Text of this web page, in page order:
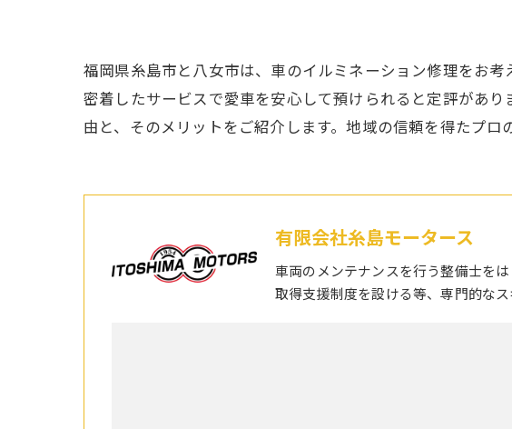
福岡県糸島市と八女市は、車のイルミネーション修理をお
密着したサービスで愛車を安心して預けられると定評があ
由と、そのメリットをご紹介します。地域の信頼を得たプ
有限会社糸島モータース
車両のメンテナンスを行う整備士を
取得支援制度を設ける等、専門的な